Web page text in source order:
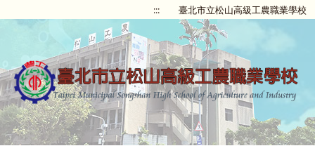
::: 臺北市立松山高級工農職業學校